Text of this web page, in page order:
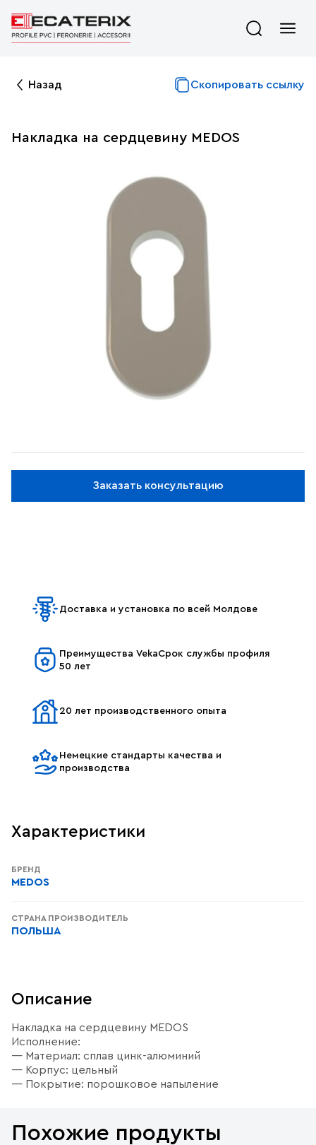
Назад Скопировать ссылку
Накладка на сердцевину MEDOS
Заказать консультацию
Доставка и установка по всей Молдове
Преимущества VekaСрок службы профиля
50 лет
20 лет производственного опыта
Немецкие стандарты качества и
производства
Характеристики
БРЕНД
MEDOS
СТРАНА ПРОИЗВОДИТЕЛЬ
ПОЛЬША
Описание
Накладка на сердцевину MEDOS
Исполнение:
— Материал: сплав цинк-алюминий
— Корпус: цельный
— Покрытие: порошковое напыление
Похожие продукты